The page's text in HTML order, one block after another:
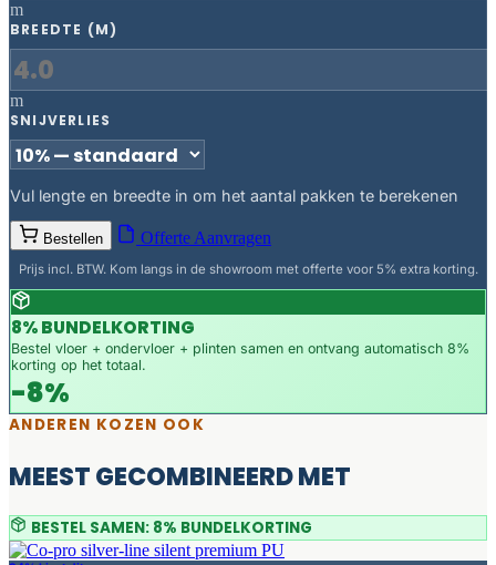
m
BREEDTE (M)
m
SNIJVERLIES
Vul lengte en breedte in om het aantal pakken te berekenen
Bestellen Offerte Aanvragen
Prijs incl. BTW. Kom langs in de showroom met offerte voor 5% extra korting.
8% BUNDELKORTING
Bestel vloer + ondervloer + plinten samen en ontvang automatisch 8%
korting op het totaal.
-8%
ANDEREN KOZEN OOK
MEEST GECOMBINEERD MET
BESTEL SAMEN: 8% BUNDELKORTING